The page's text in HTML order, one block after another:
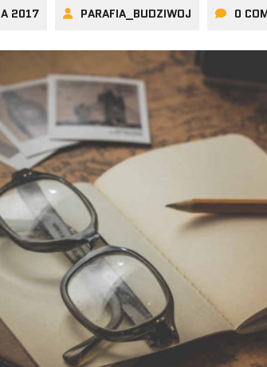
2017 PARAFIA_BUDZIWOJ 0